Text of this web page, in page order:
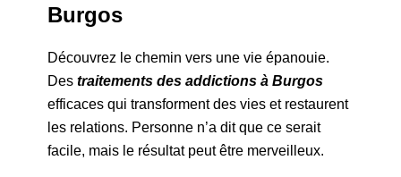
Burgos
Découvrez le chemin vers une vie épanouie.
Des traitements des addictions à Burgos
efficaces qui transforment des vies et restaurent
les relations. Personne n’a dit que ce serait
facile, mais le résultat peut être merveilleux.